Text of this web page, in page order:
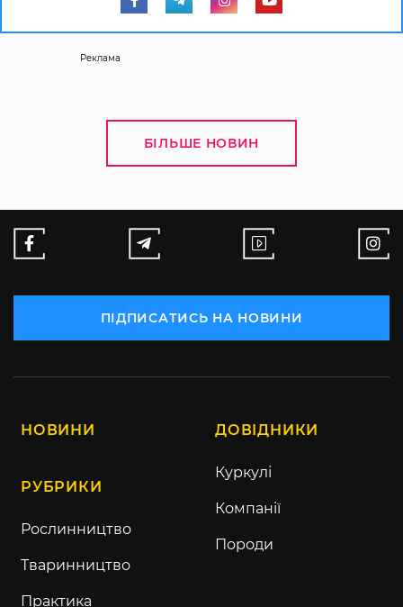
Реклама
БІЛЬШЕ НОВИН
ПІДПИСАТИСЬ НА НОВИНИ
НОВИНИ
РУБРИКИ
Рослинництво
Тваринництво
Практика
ДОВІДНИКИ
Куркулі
Компанії
Породи